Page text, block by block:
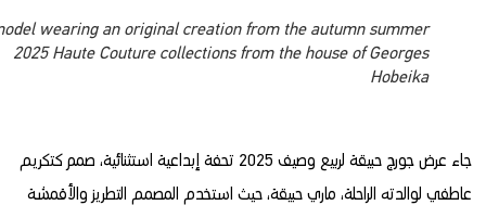
A model wearing an original creation from the autumn summer
2025 Haute Couture collections from the house of Georges
Hobeika
جاء عرض جورج حبيقة لربيع وصيف 2025 تحفة إبداعية استثنائية، صمم كتكريم
لوالدته الراحلة، ماري حبيقة، حيث استخدم المصمم التطريز والأقمشة